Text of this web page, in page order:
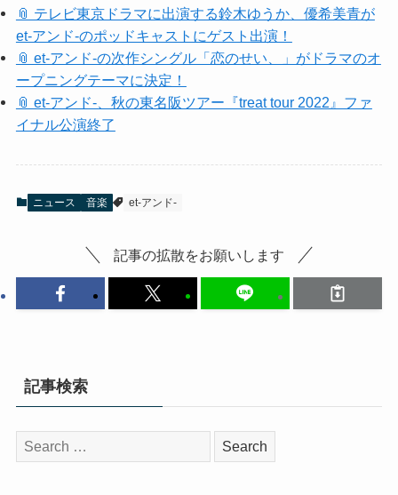
📎 テレビ東京ドラマに出演する鈴木ゆうか、優希美青が
et-アンド-のポッドキャストにゲスト出演！
📎 et-アンド-の次作シングル「恋のせい、」がドラマのオ
ープニングテーマに決定！
📎 et-アンド-、秋の東名阪ツアー『treat tour 2022』ファ
イナル公演終了
ニュース 音楽 et-アンド-
記事の拡散をお願いします
記事検索
検
索: